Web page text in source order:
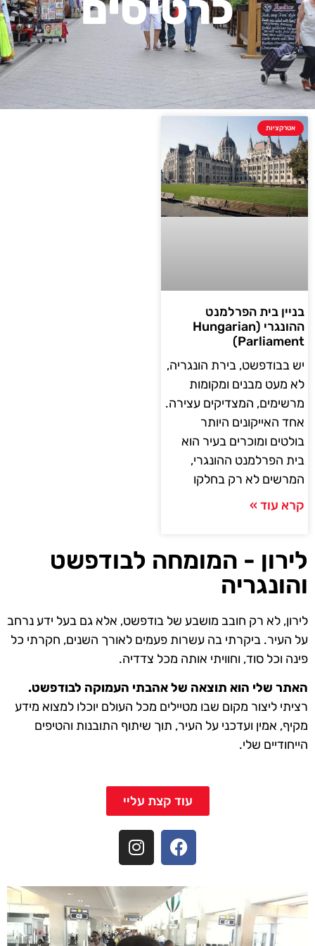
אטרקציות
בניין בית הפרלמנט
ההונגרי (Hungarian
Parliament)
יש בבודפשט, בירת הונגריה,
לא מעט מבנים ומקומות
מרשימים, המצדיקים עצירה.
אחד האייקונים היותר
בולטים ומוכרים בעיר הוא
בית הפרלמנט ההונגרי,
המרשים לא רק בחלקו
קרא עוד »
לירון - המומחה לבודפשט
והונגריה
לירון, לא רק חובב מושבע של בודפשט, אלא גם בעל ידע נרחב
על העיר. ביקרתי בה עשרות פעמים לאורך השנים, חקרתי כל
פינה וכל סוד, וחוויתי אותה מכל צדדיה.
האתר שלי הוא תוצאה של אהבתי העמוקה לבודפשט.
רציתי ליצור מקום שבו מטיילים מכל העולם יוכלו למצוא מידע
מקיף, אמין ועדכני על העיר, תוך שיתוף התובנות והטיפים
הייחודיים שלי.
עוד קצת עליי